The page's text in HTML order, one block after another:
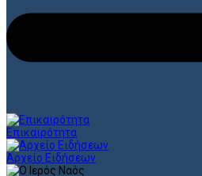
Επικαιρότητα
Αρχείο Ειδήσεων